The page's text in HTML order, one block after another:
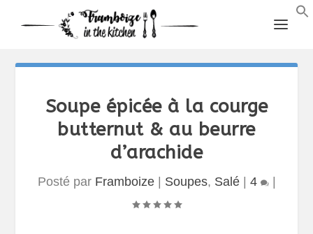
Soupe épicée à la courge
butternut & au beurre
d’arachide
Posté par Framboize| Soupes, Salé| 4 |